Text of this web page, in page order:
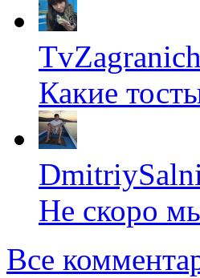
Какие
Не скоро
Все